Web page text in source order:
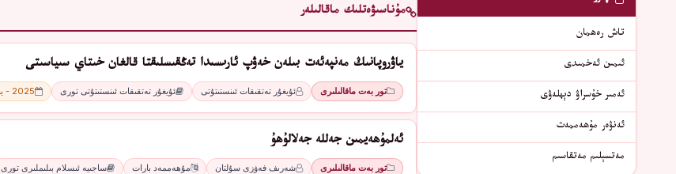
مۇناسىۋەتلىك ماقالىلەر
ياۋروپانىڭ مەنپەئەت بىلەن خەۋپ ئارىسىدا تەڭقىسلىقتا قالغان خىتاي سىياسىتى
تور بەت ماقالىلىرى ئۇيغۇر تەتقىقات ئىنستىتۇتى ئۇيغۇر تەتقىقات ئىنستىتۇتى تورى 2025 - يىل
ئەلمۇھەيمىن جەللە جەلالۇھۇ
تور بەت ماقالىلىرى شەرىف فەۋزى سۇلتان مۇھەممەد بارات ساجىيە ئىسلام بىلىملىرى تورى
تاش رەھمان
ئىمىن ئەخمىدى
ئەمىر خۇسراۋ دېھلەۋى
ئەنۋەر مۇھەممەت
مەتسېلىم مەتقاسىم